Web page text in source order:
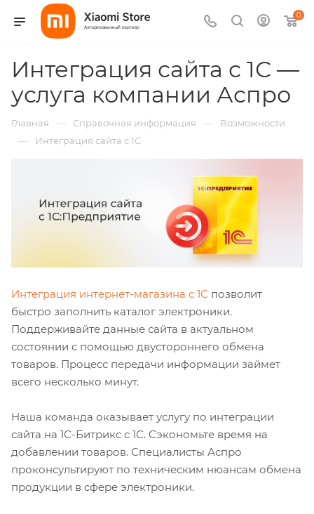
0
Интеграция сайта с 1С —
услуга компании Аспро
Главная — Справочная информация — Возможности
— Интеграция сайта с 1С
Интеграция интернет-магазина с 1С позволит
быстро заполнить каталог электроники.
Поддерживайте данные сайта в актуальном
состоянии с помощью двустороннего обмена
товаров. Процесс передачи информации займет
всего несколько минут.
Наша команда оказывает услугу по интеграции
сайта на 1С-Битрикс с 1С. Сэкономьте время на
добавлении товаров. Специалисты Аспро
проконсультируют по техническим нюансам обмена
продукции в сфере электроники.